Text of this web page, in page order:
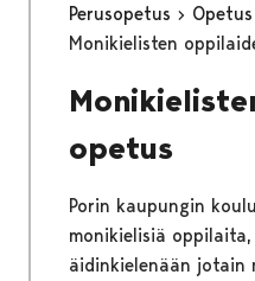
Perusopetus
Opetus
Monikielisten
opetus
Porin kaupungin
monikielisiä
äidinkielenään jotain